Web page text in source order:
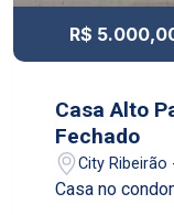
R$
Casa Alto
Fechado
City Ribeirão
Casa no